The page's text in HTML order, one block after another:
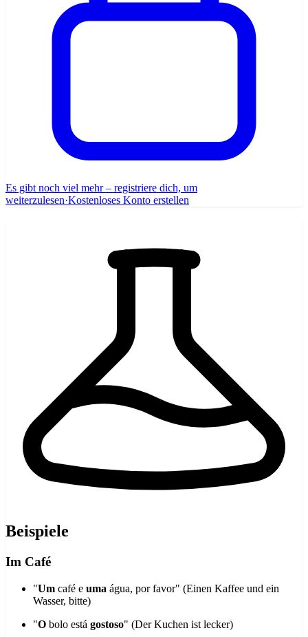
Es gibt noch viel mehr – registriere dich, um
weiterzulesen·Kostenloses Konto erstellen
Beispiele
Im Café
"Um café e uma água, por favor" (Einen Kaffee und ein
Wasser, bitte)
"O bolo está gostoso" (Der Kuchen ist lecker)